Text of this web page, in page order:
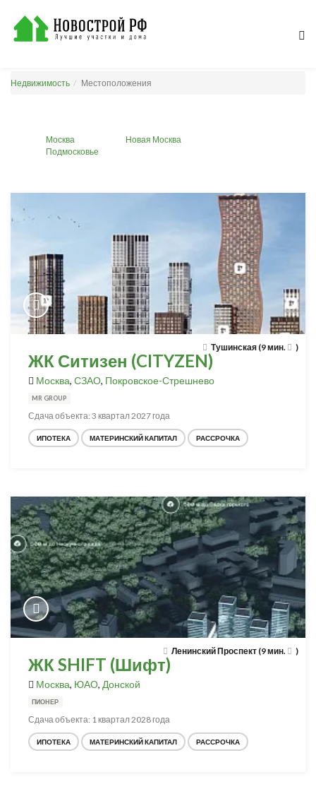
Недвижимость Местоположения
Москва
Новая Москва
Подмосковье
Тушинская (9 мин. )
ЖК Ситизен (CITYZEN)
Москва, СЗАО, Покровское-Стрешнево
MR GROUP
Сдача объекта: 3 квартал 2027 года
ИПОТЕКА МАТЕРИНСКИЙ КАПИТАЛ РАССРОЧКА
Ленинский Проспект (9 мин. )
ЖК SHIFT (Шифт)
Москва, ЮАО, Донской
ПИОНЕР
Сдача объекта: 1 квартал 2028 года
ИПОТЕКА МАТЕРИНСКИЙ КАПИТАЛ РАССРОЧКА